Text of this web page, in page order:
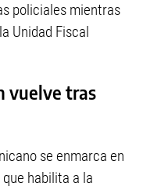
policiales mientras
Unidad Fiscal
vuelve tras
se enmarca en
que habilita a la